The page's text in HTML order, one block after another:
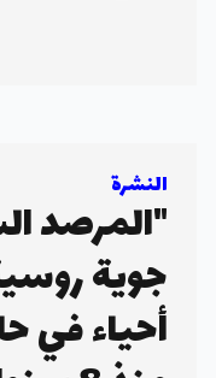
النشرة
"المرصد
جوية
أحياء في